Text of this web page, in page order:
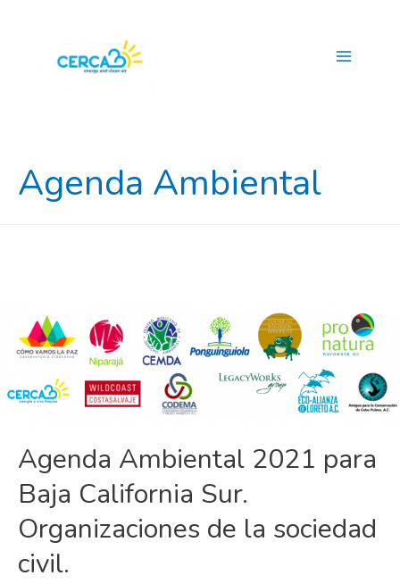
Agenda Ambiental
Agenda Ambiental 2021 para
Baja California Sur.
Organizaciones de la sociedad
civil.